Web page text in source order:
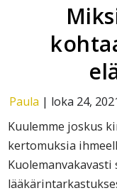
Paula | loka 24,
Kuulemme joskus
kertomuksia
Kuolemanvakavasti